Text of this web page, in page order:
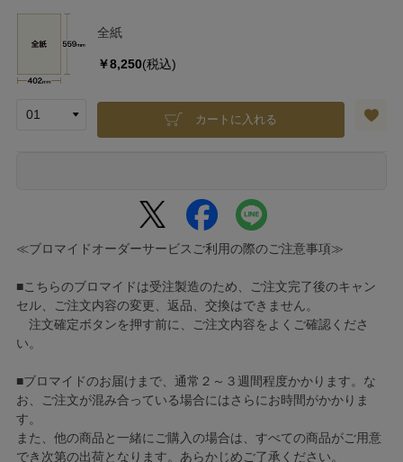
全紙
￥8,250(税込)
カートに入れる
≪ブロマイドオーダーサービスご利用の際のご注意事項≫
■こちらのブロマイドは受注製造のため、ご注文完了後のキャン
セル、ご注文内容の変更、返品、交換はできません。
注文確定ボタンを押す前に、ご注文内容をよくご確認くださ
い。
■ブロマイドのお届けまで、通常２～３週間程度かかります。な
お、ご注文が混み合っている場合にはさらにお時間がかかりま
す。
また、他の商品と一緒にご購入の場合は、すべての商品がご用意
でき次第の出荷となります。あらかじめご了承ください。